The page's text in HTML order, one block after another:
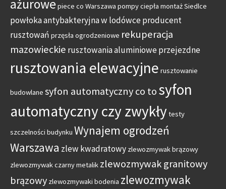
ażurowepiece co Warszawa pompy ciepła montaż Siedlce
powłoka antybakteryjna w lodówceproducent
rusztowań przęsła ogrodzeniowe rekuperacja
mazowieckie rusztowania aluminiowe przejezdne
rusztowania elewacyjne rusztowanie
budowlane syfon automatyczny co tosyfon
automatyczny czy zwykłytesty
szczelności budynku Wynajem ogrodzeń
Warszawa zlew kwadratowy zlewozmywak brązowy
zlewozmywak czarny metalik zlewozmywak granitowy
brązowy zlewozmywaki bodenia zlewozmywak